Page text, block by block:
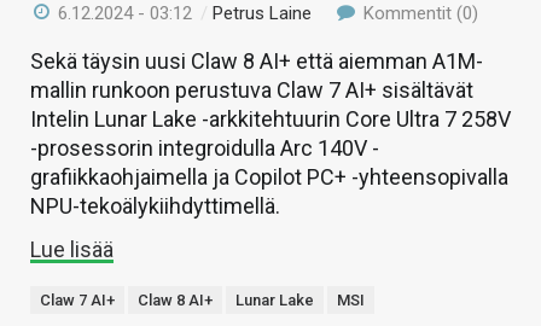
6.12.2024 - 03:12 /Petrus Laine Kommentit (0)
Sekä täysin uusi Claw 8 AI+ että aiemman A1M-
mallin runkoon perustuva Claw 7 AI+ sisältävät
Intelin Lunar Lake -arkkitehtuurin Core Ultra 7 258V
-prosessorin integroidulla Arc 140V -
grafiikkaohjaimella ja Copilot PC+ -yhteensopivalla
NPU-tekoälykiihdyttimellä.
Lue lisää
Claw 7 AI+ Claw 8 AI+ Lunar Lake MSI